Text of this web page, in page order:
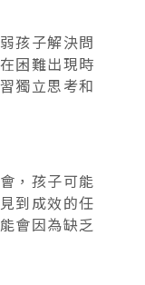
孩子解決問
困難出現時
獨立思考和
，孩子可能
到成效的任
會因為缺乏